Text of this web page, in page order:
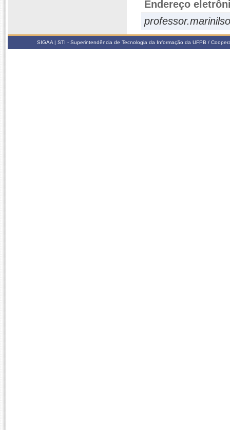
Endereço
SIGAA | STI - Superintendência de Tecnologia da Informação da UFPB /